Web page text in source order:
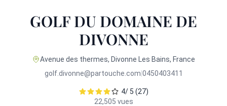
GOLF DU DOMAINE DE
DIVONNE
Avenue des thermes, Divonne Les Bains, France
golf.divonne@partouche.com 0450403411
4/ 5 (27)
22,505 vues